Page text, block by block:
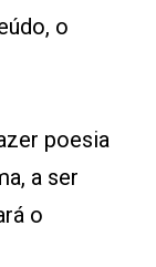
o
poesia
a ser
o